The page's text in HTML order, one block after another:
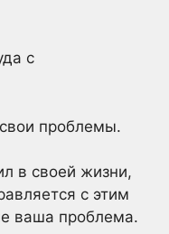
с
проблемы.
в своей жизни,
с этим
ваша проблема.